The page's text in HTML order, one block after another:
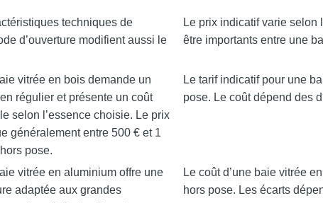
techniques de
d’ouverture modifient aussi le
Le prix indicatif varie selon
être importants entre une
vitrée en bois demande un
régulier et présente un coût
selon l’essence choisie. Le prix
généralement entre 500 € et 1
pose.
Le tarif indicatif pour une
pose. Le coût dépend des
vitrée en aluminium offre une
adaptée aux grandes
Le coût d’une baie vitrée
hors pose. Les écarts